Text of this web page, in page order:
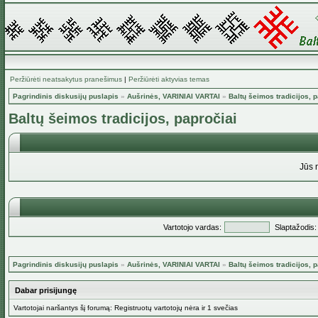
Peržiūrėti neatsakytus pranešimus | Peržiūrėti aktyvias temas
Pagrindinis diskusijų puslapis » Aušrinės, VARINIAI VARTAI » Baltų šeimos tradicijos,
Baltų šeimos tradicijos, papročiai
Jūs
Vartotojo vardas: Slaptažodis:
Pagrindinis diskusijų puslapis » Aušrinės, VARINIAI VARTAI » Baltų šeimos tradicijos,
Dabar prisijungę
Vartotojai naršantys šį forumą: Registruotų vartotojų nėra ir 1 svečias